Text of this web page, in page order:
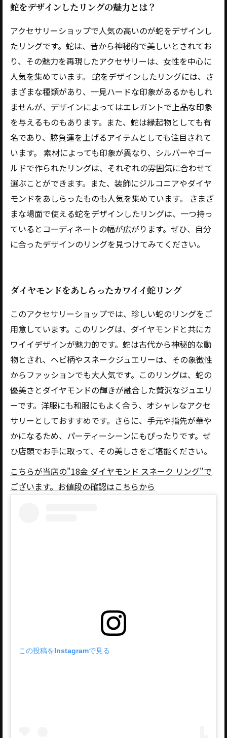
蛇をデザインしたリングの魅力とは？
アクセサリーショップで人気の高いのが蛇をデザインし
たリングです。蛇は、昔から神秘的で美しいとされてお
り、その魅力を再現したアクセサリーは、女性を中心に
人気を集めています。 蛇をデザインしたリングには、さ
まざまな種類があり、一見ハードな印象があるかもしれ
ませんが、デザインによってはエレガントで上品な印象
を与えるものもあります。また、蛇は縁起物としても有
名であり、勝負運を上げるアイテムとしても注目されて
います。 素材によっても印象が異なり、シルバーやゴー
ルドで作られたリングは、それぞれの雰囲気に合わせて
選ぶことができます。また、装飾にジルコニアやダイヤ
モンドをあしらったものも人気を集めています。 さまざ
まな場面で使える蛇をデザインしたリングは、一つ持っ
ているとコーディネートの幅が広がります。ぜひ、自分
に合ったデザインのリングを見つけてみてください。
ダイヤモンドをあしらったカワイイ蛇リング
このアクセサリーショップでは、珍しい蛇のリングをご
用意しています。このリングは、ダイヤモンドと共にカ
ワイイデザインが魅力的です。蛇は古代から神秘的な動
物とされ、ヘビ柄やスネークジュエリーは、その象徴性
からファッションでも大人気です。このリングは、蛇の
優美さとダイヤモンドの輝きが融合した贅沢なジュエリ
ーです。洋服にも和服にもよく合う、オシャレなアクセ
サリーとしておすすめです。さらに、手元や指先が華や
かになるため、パーティーシーンにもぴったりです。ぜ
ひ店頭でお手に取って、その美しさをご堪能ください。
こちらが当店の"18金 ダイヤモンド スネーク リング"で
ございます。お値段の確認はこちらから
この投稿をInstagramで見る